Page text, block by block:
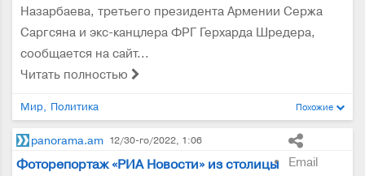
Назарбаева, третьего президента Армении Сержа
Саргсяна и экс-канцлера ФРГ Герхарда Шредера,
сообщается на сайт...
Читать полностью
Мир Политика Похожие
panorama.am 12/30-го/2022, 1:06
Email
Фоторепортаж «РИА Новости» из столицы